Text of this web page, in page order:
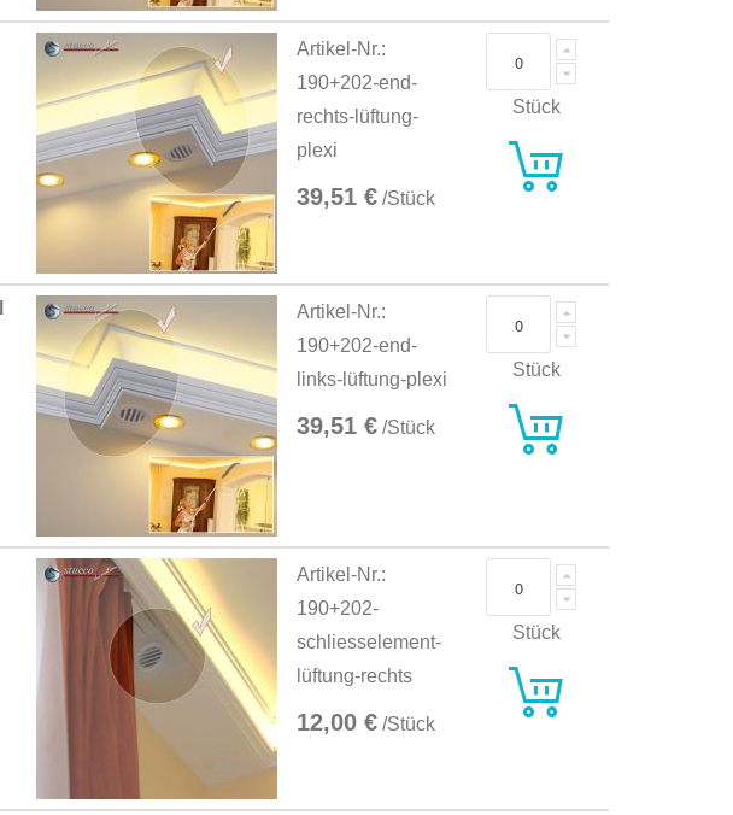
Artikel-Nr.:
190+202-end-
rechts-lüftung-
plexi
39,51 € /Stück
Stück
Artikel-Nr.:
190+202-end-
links-lüftung-plexi
39,51 € /Stück
Stück
Artikel-Nr.:
190+202-
schliesselement-
lüftung-rechts
12,00 € /Stück
Stück